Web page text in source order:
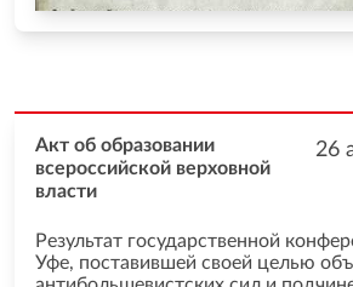
26
Акт об образовании
всероссийской верховной
власти
Результат государственной
Уфе, поставившей своей целью